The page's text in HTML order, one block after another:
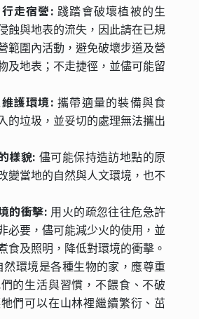
走宿營: 踐踏會破壞植被的生
蝕與地表的流失，因此請在已規
範圍內活動，避免破壞步道及營
及地表；不走捷徑，並儘可能留
護環境: 攜帶適量的裝備與食
的垃圾，並妥切的處理無法攜出
樣貌: 儘可能保持造訪地點的原
變當地的自然與人文環境，也不
的衝擊: 用火的疏忽往往危急許
必要，儘可能減少火的使用，並
食及照明，降低對環境的衝擊。
然環境是各種生物的家，應尊重
的生活與習慣，不餵食、不破
們可以在山林裡繼續繁衍、茁